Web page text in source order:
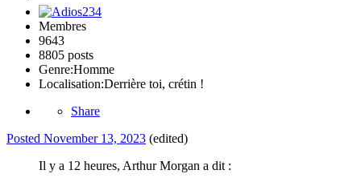
Membres
9643
8805 posts
Genre:Homme
Localisation:Derrière toi, crétin !
Share
Posted November 13, 2023 (edited)
Il y a 12 heures, Arthur Morgan a dit :